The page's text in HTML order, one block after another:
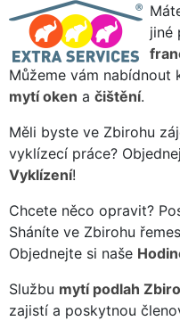
jiné
Můžeme vám nabídnout
mytí oken a čištění.
Měli byste ve Zbirohu
vyklízecí práce?
Vyklízení!
Chcete něco opravit?
Sháníte ve Zbirohu
Objednejte si naše
Službu mytí podlah
zajistí a poskytnou